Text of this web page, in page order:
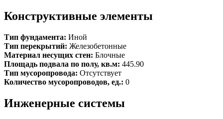
Конструктивные элементы
Тип фундамента: Иной
Тип перекрытий: Железобетонные
Материал несущих стен: Блочные
Площадь подвала по полу, кв.м: 445.90
Тип мусоропровода: Отсутствует
Количество мусоропроводов, ед.: 0
Инженерные системы